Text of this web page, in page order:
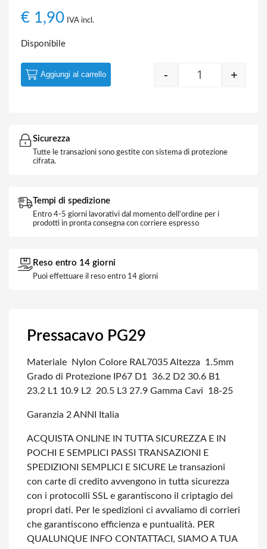
€ 1,90 IVA incl.
Disponibile
Quantity
- +
Aggiungi al carrello
Sicurezza
Tutte le transazioni sono gestite con sistema di protezione
cifrata.
Tempi di spedizione
Entro 4-5 giorni lavorativi dal momento dell'ordine per i
prodotti in pronta consegna con corriere espresso
Reso entro 14 giorni
Puoi effettuare il reso entro 14 giorni
Pressacavo PG29
Materiale Nylon Colore RAL7035Altezza 1.5mm
Grado di Protezione IP67 D1 36.2 D2 30.6 B1
23.2 L1 10.9 L2 20.5 L3 27.9 Gamma Cavi 18-25
Garanzia 2 ANNI Italia
ACQUISTA ONLINE IN TUTTA SICUREZZA E IN
POCHI E SEMPLICI PASSI TRANSAZIONI E
SPEDIZIONI SEMPLICI E SICURE Le transazioni
con carte di credito avvengono in tutta sicurezza
con i protocolli SSL e garantiscono il criptagio dei
propri dati. Per le spedizioni ci avvaliamo di corrieri
che garantiscono efficienza e puntualità. PER
QUALUNQUE INFO CONTATTACI, SIAMO A TUA